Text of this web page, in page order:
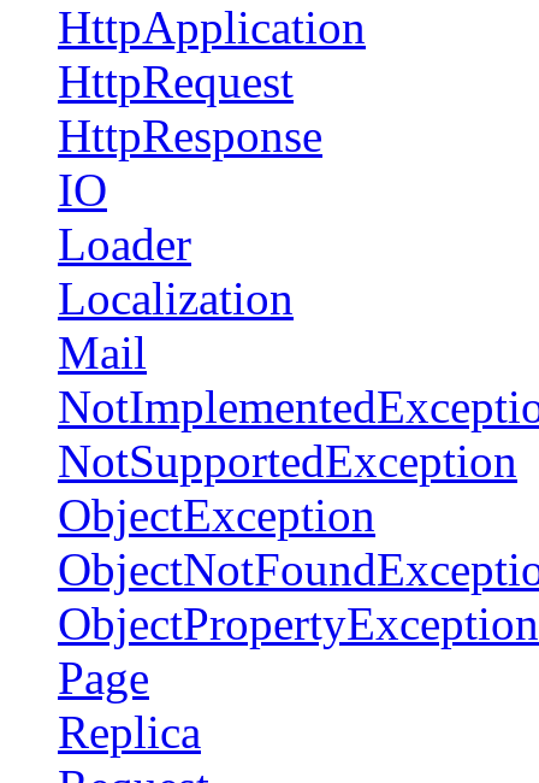
HttpApplication
HttpRequest
HttpResponse
IO
Loader
Localization
Mail
NotSupportedException
ObjectException
ObjectPropertyException
Page
Replica